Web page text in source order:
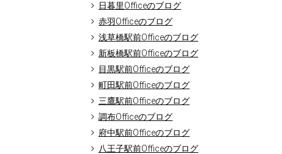
日暮里Officeのブログ
赤羽Officeのブログ
浅草橋駅前Officeのブログ
新板橋駅前Officeのブログ
目黒駅前Officeのブログ
町田駅前Officeのブログ
三鷹駅前Officeのブログ
調布Officeのブログ
府中駅前Officeのブログ
八王子駅前Officeのブログ